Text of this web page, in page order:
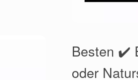
Besten ✔️
oder